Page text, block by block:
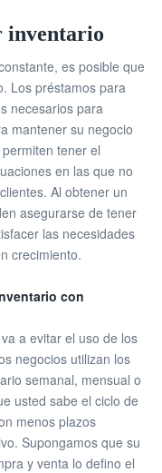
inventario
es posible que
Los préstamos para
necesarios para
mantener su negocio
tener el
en las que no
Al obtener un
asegurarse de tener
las necesidades
crecimiento.
con
a evitar el uso de los
negocios utilizan los
semanal, mensual o
usted sabe el ciclo de
menos plazos
Supongamos que su
y venta lo defino el